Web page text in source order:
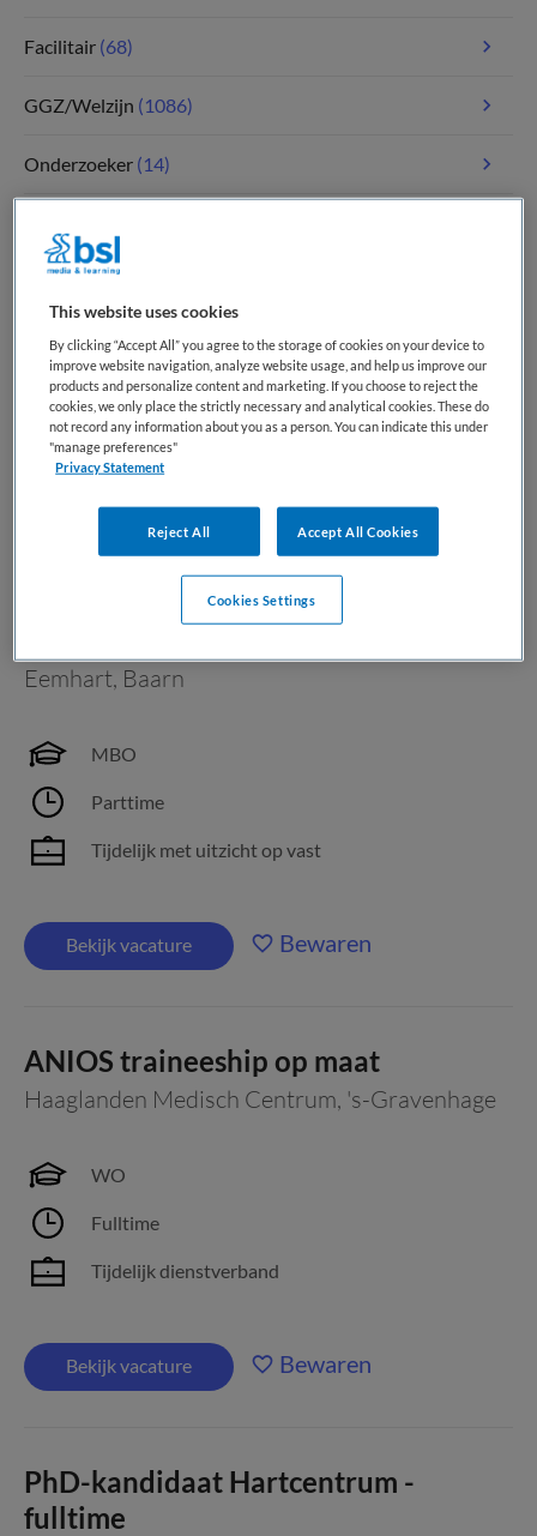
Facilitair (68)
GGZ/Welzijn (1086)
Onderzoeker (14)
Tandheelkunde
Verpleegkunde(1811)
Zorgmanagement (347)
Meest recente vacatures op Medische
banenbank | Werk(t) in zorg en welzijn
Eemhart, Baarn
MBO
Parttime
Tijdelijk met uitzicht op vast
Bekijk vacature Bewaren
ANIOS traineeship op maat
Haaglanden Medisch Centrum, 's-Gravenhage
WO
Fulltime
Tijdelijk dienstverband
Bekijk vacature Bewaren
PhD-kandidaat Hartcentrum -
fulltime
This website uses cookies
By clicking “Accept All” you agree to the storage of cookies on your device to
improve website navigation, analyze website usage, and help us improve our
products and personalize content and marketing. If you choose to reject the
cookies, we only place the strictly necessary and analytical cookies. These do
not record any information about you as a person. You can indicate this under
"manage preferences"
Privacy Statement
Reject All Accept All Cookies
Cookies Settings